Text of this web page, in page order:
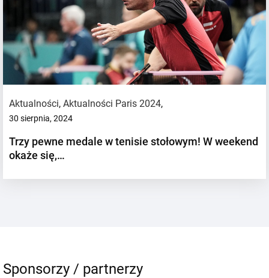
Aktualności, Aktualności Paris 2024,
30 sierpnia, 2024
Trzy pewne medale w tenisie stołowym! W weekend
okaże się,…
Sponsorzy / partnerzy